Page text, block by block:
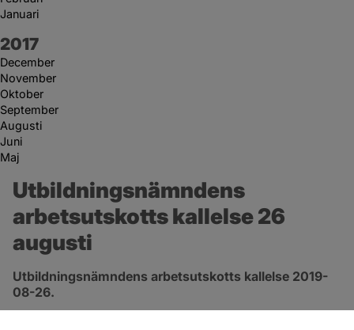
Januari
År:
2017
December
November
Oktober
September
Augusti
Juni
Maj
Utbildningsnämndens
arbetsutskotts kallelse 26
augusti
Utbildningsnämndens arbetsutskotts kallelse 2019-
08-26.